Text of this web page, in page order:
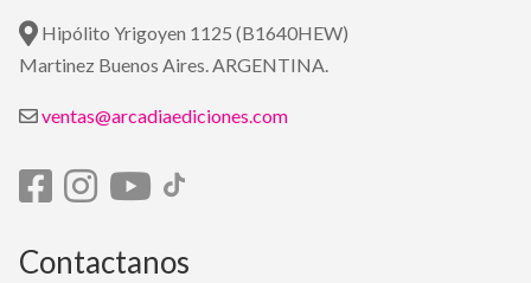
Hipólito Yrigoyen 1125 (B1640HEW)
Martinez Buenos Aires. ARGENTINA.
ventas@arcadiaediciones.com
Contactanos